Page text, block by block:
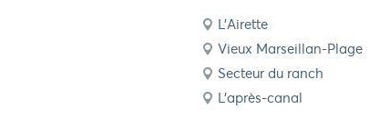
L'Airette
Vieux Marseillan-Plage
Secteur du ranch
L'après-canal